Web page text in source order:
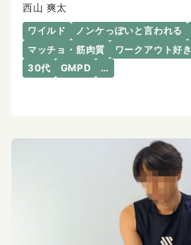
西山 爽太
ワイルド ノンケっぽいと言われる
マッチョ・筋肉質
ワークアウト好き
30代
GMPD …